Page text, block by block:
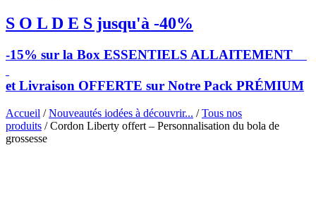
S O L D E S jusqu'à -40%
-15% sur la Box ESSENTIELS ALLAITEMENT
et Livraison OFFERTE sur Notre Pack PRÉMIUM
Accueil /Nouveautés iodées à découvrir... /Tous nos
produits / Cordon Liberty offert – Personnalisation du bola de
grossesse